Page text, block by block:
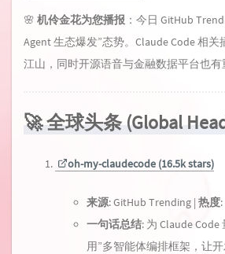
🌸 机伶金花为您播报 ：今日 GitHub
Agent 生态爆发”态势。Claude Code 相
江山，同时开源语音与金融数据平台也有
🚀 全球头条 (Global
oh-my-claudecode (16.5k stars)
来源: GitHub Trending | 热度
一句话总结: 为 Claude
用”多智能体编排框架，让